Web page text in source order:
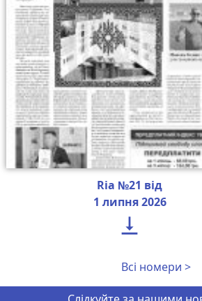
Ria №21 від
1 липня 2026

Всі номери >